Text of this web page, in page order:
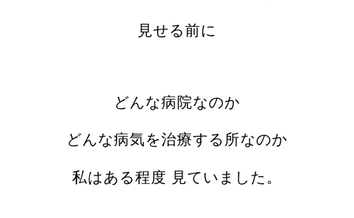
見せる前に
どんな病院なのか
どんな病気を治療する所なのか
私はある程度 見ていました。